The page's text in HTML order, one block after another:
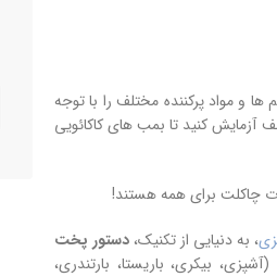
و مواد پرکننده مختلف را با توجه
کنید تا بمب های کاکائویی
چاکلت برای همه هستند!
، به دنیایی از تکنیک،دستور پخت
بیکری، باریستا، بارتندری،